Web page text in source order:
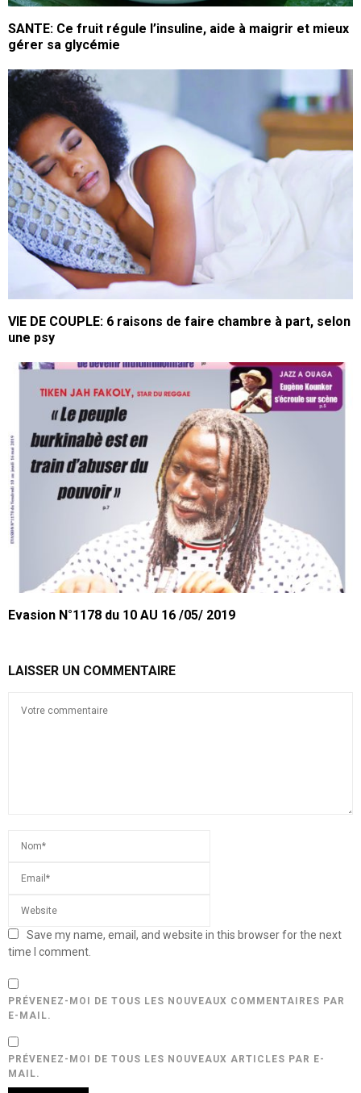
SANTE: Ce fruit régule l’insuline, aide à maigrir et mieux
gérer sa glycémie
VIE DE COUPLE: 6 raisons de faire chambre à part, selon
une psy
Evasion N°1178 du 10 AU 16 /05/ 2019
LAISSER UN COMMENTAIRE
Save my name, email, and website in this browser for the next
time I comment.
PRÉVENEZ-MOI DE TOUS LES NOUVEAUX COMMENTAIRES PAR
E-MAIL.
PRÉVENEZ-MOI DE TOUS LES NOUVEAUX ARTICLES PAR E-
MAIL.